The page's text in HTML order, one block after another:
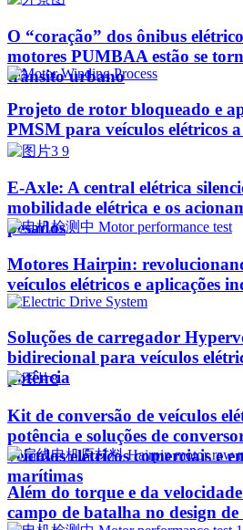
O “coração” dos ônibus
motores PUMBAA estão se
trânsito urbano
Projeto de rotor bloqueado e
PMSM para veículos elétricos
E-Axle: A central elétrica
mobilidade elétrica e os
pesados
Motores Hairpin:
veículos elétricos e aplicações
Soluções de carregador
bidirecional para veículos
potência
Kit de conversão de veículos
potência e soluções de
veículos elétricos comerciais e
marítimas
Além do torque e da
campo de batalha no design de